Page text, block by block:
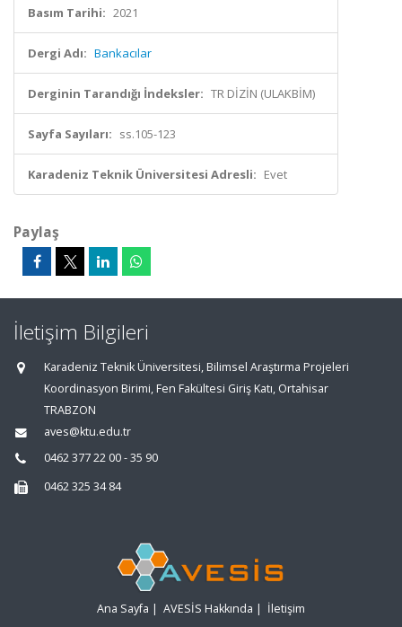
Basım Tarihi: 2021
Dergi Adı: Bankacılar
Derginin Tarandığı İndeksler: TR DİZİN (ULAKBİM)
Sayfa Sayıları: ss.105-123
Karadeniz Teknik Üniversitesi Adresli: Evet
Paylaş
İletişim Bilgileri
Karadeniz Teknik Üniversitesi, Bilimsel Araştırma Projeleri
Koordinasyon Birimi, Fen Fakültesi Giriş Katı, Ortahisar
TRABZON
aves@ktu.edu.tr
0462 377 22 00 - 35 90
0462 325 34 84
Ana Sayfa | AVESİS Hakkında | İletişim